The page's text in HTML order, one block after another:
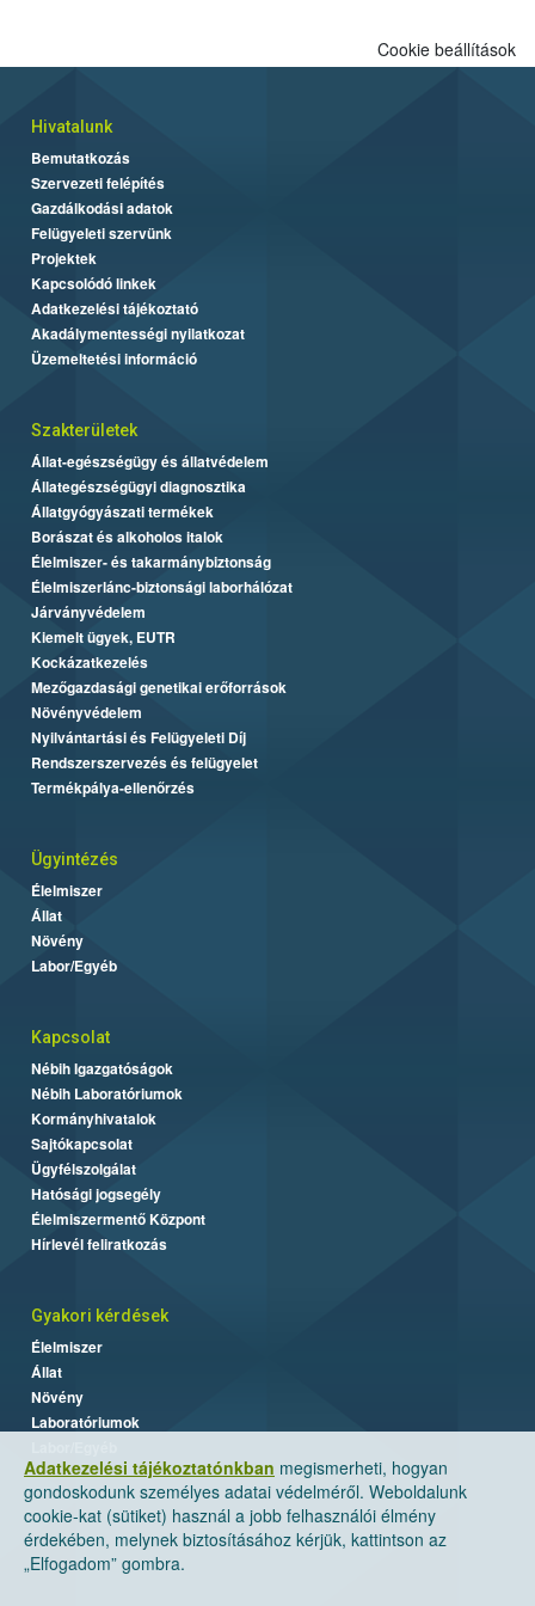
Adatkezelési tájékoztatónkban megismerheti, hogyan
gondoskodunk személyes adatai védelméről. Weboldalunk
cookie-kat (sütiket) használ a jobb felhasználói élmény
érdekében, melynek biztosításához kérjük, kattintson az
„Elfogadom” gombra.
Cookie beállítások
Hivatalunk
Bemutatkozás
Szervezeti felépítés
Gazdálkodási adatok
Felügyeleti szervünk
Projektek
Kapcsolódó linkek
Adatkezelési tájékoztató
Akadálymentességi nyilatkozat
Üzemeltetési információ
Szakterületek
Állat-egészségügy és állatvédelem
Állategészségügyi diagnosztika
Állatgyógyászati termékek
Borászat és alkoholos italok
Élelmiszer- és takarmánybiztonság
Élelmiszerlánc-biztonsági laborhálózat
Járványvédelem
Kiemelt ügyek, EUTR
Kockázatkezelés
Mezőgazdasági genetikai erőforrások
Növényvédelem
Nyilvántartási és Felügyeleti Díj
Rendszerszervezés és felügyelet
Termékpálya-ellenőrzés
Ügyintézés
Élelmiszer
Állat
Növény
Labor/Egyéb
Kapcsolat
Nébih Igazgatóságok
Nébih Laboratóriumok
Kormányhivatalok
Sajtókapcsolat
Ügyfélszolgálat
Hatósági jogsegély
Élelmiszermentő Központ
Hírlevél feliratkozás
Gyakori kérdések
Élelmiszer
Állat
Növény
Laboratóriumok